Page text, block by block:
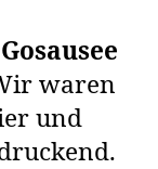
Gosausee
waren
und